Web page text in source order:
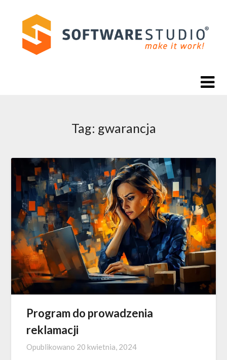
content
Tag: gwarancja
Program do prowadzenia
reklamacji
Opublikowano 20 kwietnia, 2024